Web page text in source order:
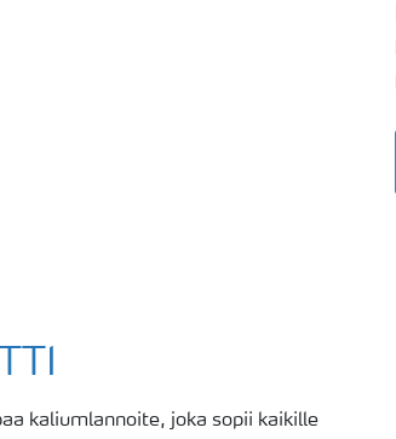
kaliumlannoite, joka sopii kaikille